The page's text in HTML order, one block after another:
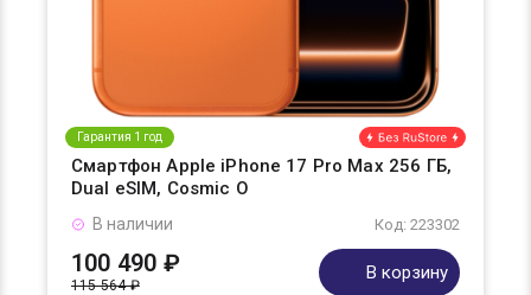
Гарантия 1 год
Смартфон Apple iPhone 17 Pro Max 256 ГБ,
Dual eSIM, Cosmic O
Код: 223302
В наличии
100 490 ₽
115 564 ₽
В корзину